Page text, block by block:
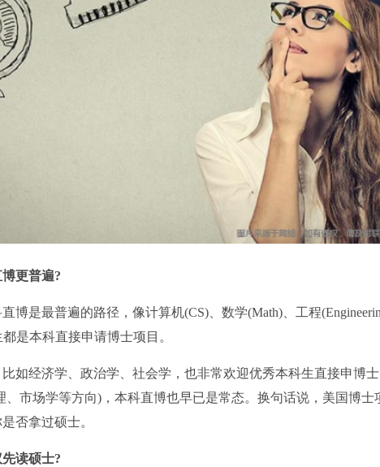
更普遍?
是最普遍的路径，像计算机(CS)、数学(Math)、工程
是本科直接申请博士项目。
经济学、政治学、社会学，也非常欢迎优秀本科生直接申博士
、市场学等方向)，本科直博也早已是常态。换句话说，美国博士
否拿过硕士。
读硕士?